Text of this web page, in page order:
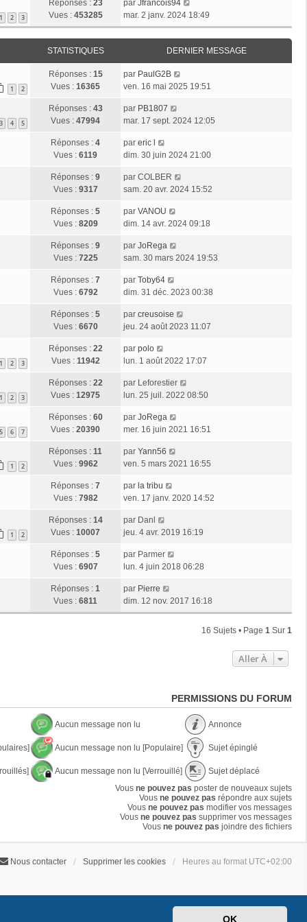
OK
1 2 3
Réponses : 23
Vues : 453285
par Jfrancois94
mar. 2 janv. 2024 18:49
STATISTIQUES DERNIER MESSAGE
1 2
Réponses : 15
Vues : 16365
par PaulG2B
ven. 16 mai 2025 19:51
3 4 5
Réponses : 43
Vues : 47994
par PB1807
mar. 17 sept. 2024 12:05
Réponses : 4
Vues : 6119
par eric l
dim. 30 juin 2024 21:00
Réponses : 9
Vues : 9317
par COLBER
sam. 20 avr. 2024 15:52
Réponses : 5
Vues : 8209
par VANOU
dim. 14 avr. 2024 09:18
Réponses : 9
Vues : 7225
par JoRega
sam. 30 mars 2024 19:53
Réponses : 7
Vues : 6792
par Toby64
dim. 31 déc. 2023 00:38
Réponses : 5
Vues : 6670
par creusoise
jeu. 24 août 2023 11:07
1 2 3
Réponses : 22
Vues : 11942
par polo
lun. 1 août 2022 17:07
1 2 3
Réponses : 22
Vues : 12975
par Leforestier
lun. 25 juil. 2022 08:50
5 6 7
Réponses : 60
Vues : 20390
par JoRega
mer. 16 juin 2021 16:51
1 2
Réponses : 11
Vues : 9962
par Yann56
ven. 5 mars 2021 16:55
Réponses : 7
Vues : 7982
par la tribu
ven. 17 janv. 2020 14:52
1 2
Réponses : 14
Vues : 10007
par Danl
jeu. 4 avr. 2019 16:19
Réponses : 5
Vues : 6907
par Parmer
lun. 4 juin 2018 06:28
Réponses : 1
Vues : 6811
par Pierre
dim. 12 nov. 2017 16:18
16 Sujets • Page 1 Sur 1
Aller À
PERMISSIONS DU FORUM
u
u
o
u
Aucun message non lu
u
s
g
n
Aucun message non lu [Populaire]
e
s
Aucun message non lu [Verrouillé]
n
o
c
e
Annonce
u
e
t
é
p
i
n
l
Sujet épinglé
S
u
j
e
t
é
l
Sujet déplacé
Vous ne pouvez pas poster de nouveaux sujets
Vous ne pouvez pas répondre aux sujets
Vous ne pouvez pas modifier vos messages
Vous ne pouvez pas supprimer vos messages
Vous ne pouvez pas joindre des fichiers
Nous contacter Supprimer les cookies Heures au format UTC+02:00